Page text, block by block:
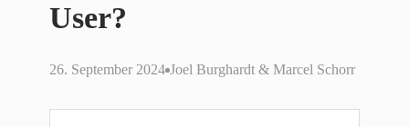
User?
26. September 2024 Joel Burghardt & Marcel Schorr